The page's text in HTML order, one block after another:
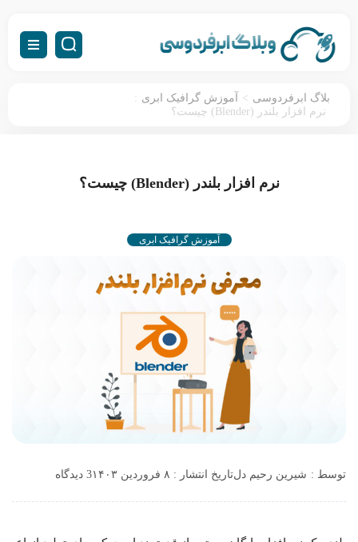
بلاگ ابرفردوسی > آموزش گرافیک ابری :
نرم افزار بلندر (Blender) چیست؟
نرم افزار بلندر (Blender) چیست؟
آموزش گرافیک ابری
توسط : شیرین رحیم دلتاریخ انتشار : ۸ فروردین ۱۴۰۳ 3 دیدگاه